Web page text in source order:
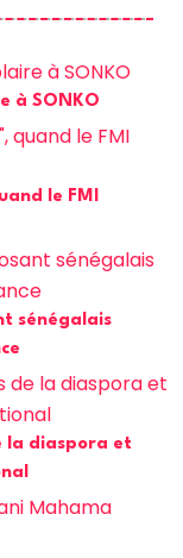
à SONKO
le FMI
sénégalais
la diaspora et